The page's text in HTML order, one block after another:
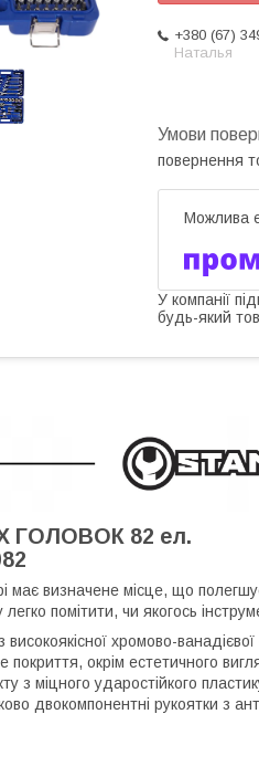
+380 (67)
Наталья
повернення
У компанії
будь-який
ГОЛОВОК 82 ел.
має визначене місце, що
помітити, чи якогось
високоякісної хромово-
окрім естетичного
з міцного ударостійкого
двокомпонентні рукоятки з